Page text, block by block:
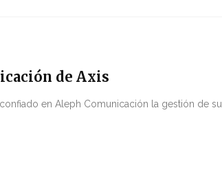
de Axis
en Aleph Comunicación la gestión de su